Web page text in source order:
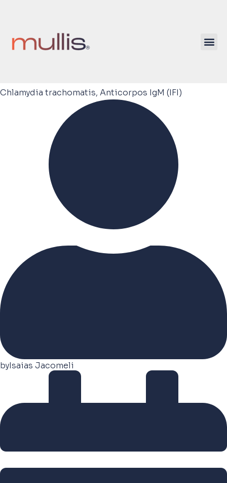
Chlamydia trachomatis, Anticorpos IgM (IFI)
byIsaias Jacomeli